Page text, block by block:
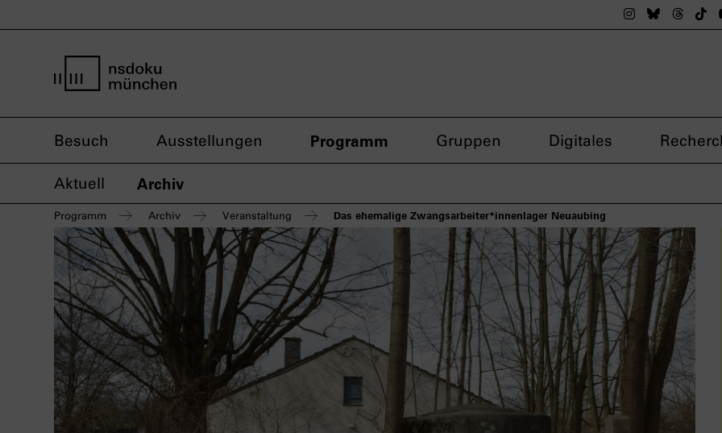
Das nsdoku
DasDas
Besuch Ausstellungen Programm Gruppen Digitales
Aktuell Archiv
Programm Archiv Veranstaltung Das ehemalige Zwangsarbeiter*innenlager Neuaubing